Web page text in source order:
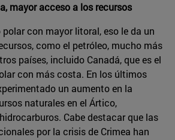
mayor acceso a los recursos
polar con mayor litoral, eso le da un
como el petróleo, mucho más
países, incluido Canadá, que es el
con más costa. En los últimos
un aumento en la
naturales en el Ártico,
Cabe destacar que las
por la crisis de Crimea han